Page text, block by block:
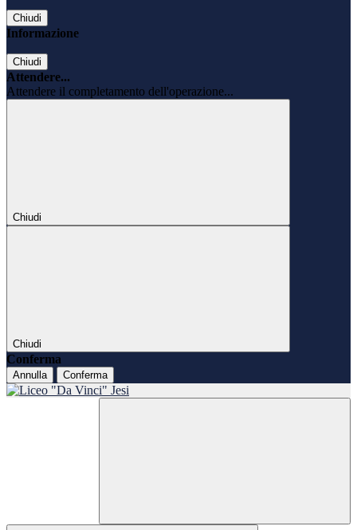
Chiudi
Informazione
Chiudi
Attendere...
Attendere il completamento dell'operazione...
Chiudi
Chiudi
Conferma
Annulla Conferma